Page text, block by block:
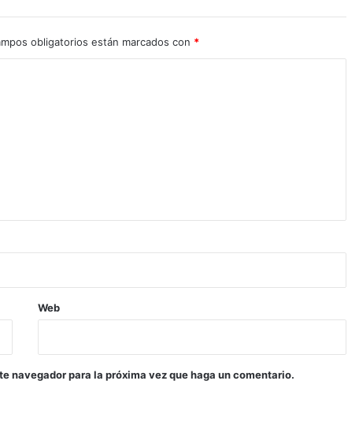
obligatorios están marcados con *
Web
navegador para la próxima vez que haga un comentario.